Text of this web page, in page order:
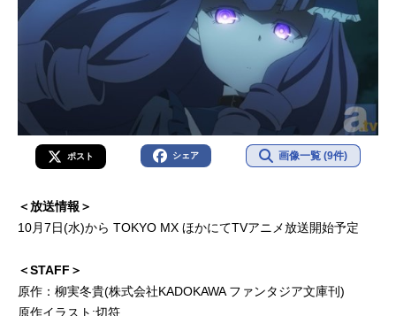
ポスト シェア 画像一覧 (9件)
＜放送情報＞
10月7日(水)から TOKYO MX ほかにてTVアニメ放送開始予定
＜STAFF＞
原作：柳実冬貴(株式会社KADOKAWA ファンタジア文庫刊)
原作イラスト:切符